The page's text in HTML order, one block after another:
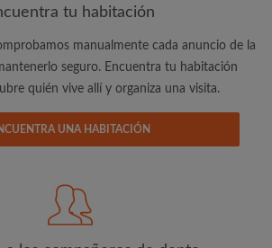
electrónico
CREAR PERFIL
tu habitación
manualmente cada anuncio de la
seguro. Encuentra tu habitación
quién vive allí y organiza una visita.
UNA HABITACIÓN